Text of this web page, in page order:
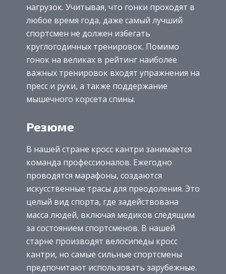
нагрузок. Учитывая, что гонки проходят в
любое время года, даже самый лучший
спортсмен не должен избегать
круглогодичных тренировок. Помимо
гонок на великах в рейтинг наиболее
важных тренировок входят упражнения на
пресс и руки, а также поддержание
мышечного корсета спины.
Резюме
В нашей стране кросс кантри занимается
команда профессионалов. Ежегодно
проводятся марафоны, создаются
искусственные трасы для преодоления. Это
целый вид спорта, где задействована
масса людей, включая медиков следящим
за состоянием спортсменов. В нашей
старне производят велосипеды кросс
кантри, но самые сильные спортсмены
предпочитают использовать зарубежные.